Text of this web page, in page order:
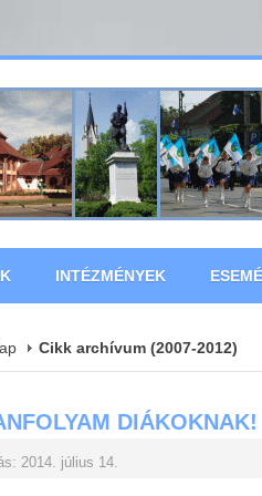
INTÉZMÉNYEK
Cikk archívum (2007-2012)
DIÁKOKNAK!
2014. július 14.